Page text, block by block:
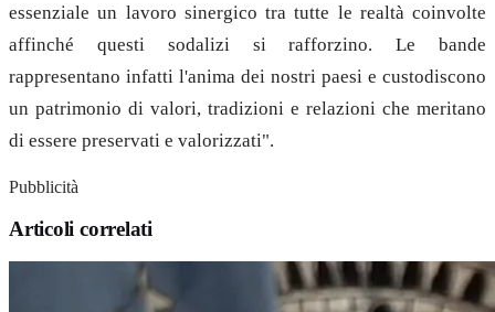
essenziale un lavoro sinergico tra tutte le realtà coinvolte
affinché questi sodalizi si rafforzino. Le bande
rappresentano infatti l'anima dei nostri paesi e custodiscono
un patrimonio di valori, tradizioni e relazioni che meritano
di essere preservati e valorizzati".
Pubblicità
Articoli correlati